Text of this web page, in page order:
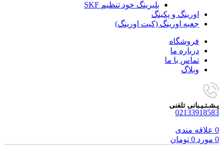
بلبرینگ خود تنظیم SKF
اورینگ و پکینگ
جعبه اورینگ (کیت اورینگ)
فروشگاه
درباره ما
تماس با ما
وبلاگ
پـشـتـیـبانی تلفنی
02133918583
0 علاقه مندی
0 مورد 0 تومان